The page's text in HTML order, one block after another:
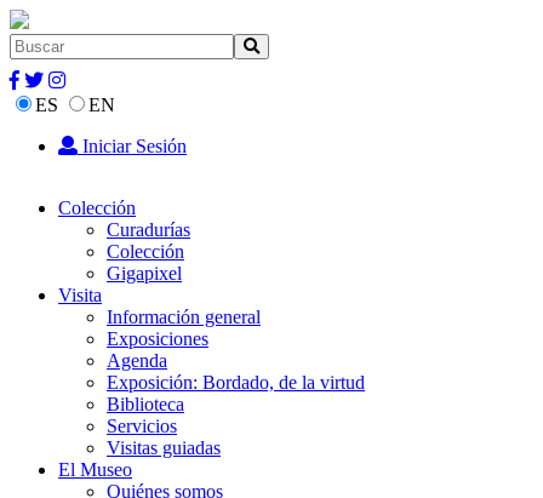
ES
EN
Iniciar Sesión
Colección
Curadurías
Colección
Gigapixel
Visita
Información general
Exposiciones
Agenda
Exposición: Bordado, de la virtud
Biblioteca
Servicios
Visitas guiadas
El Museo
Quiénes somos